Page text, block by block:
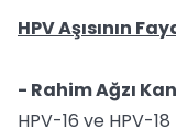
HPV Aşısının
- Rahim Ağzı
HPV-16 ve HPV-